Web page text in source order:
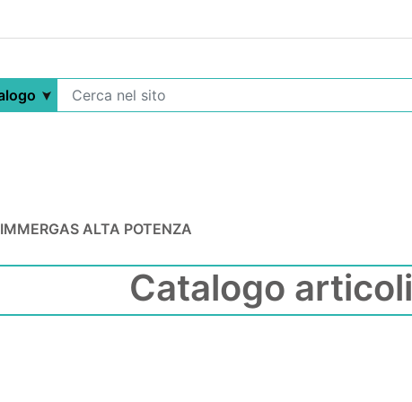
IMMERGAS ALTA POTENZA
Catalogo articoli